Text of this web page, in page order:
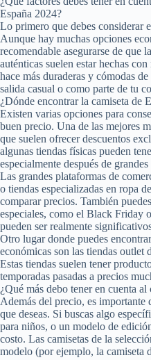
España 2024?
Lo primero que debes considerar
Aunque hay muchas opciones
recomendable asegurarse de que
auténticas suelen estar hechas
hace más duraderas y cómodas
salida casual o como parte de tu
¿Dónde encontrar la camiseta de
Existen varias opciones para
buen precio. Una de las mejores
que suelen ofrecer descuentos
algunas tiendas físicas pueden
especialmente después de
Las grandes plataformas de
o tiendas especializadas en ropa
comparar precios. También
especiales, como el Black Friday
pueden ser realmente
Otro lugar donde puedes
económicas son las tiendas outlet
Estas tiendas suelen tener
temporadas pasadas a precios
¿Qué más debo tener en cuenta al
Además del precio, es importante
que deseas. Si buscas algo
para niños, o un modelo de
costo. Las camisetas de la
modelo (por ejemplo, la camiseta